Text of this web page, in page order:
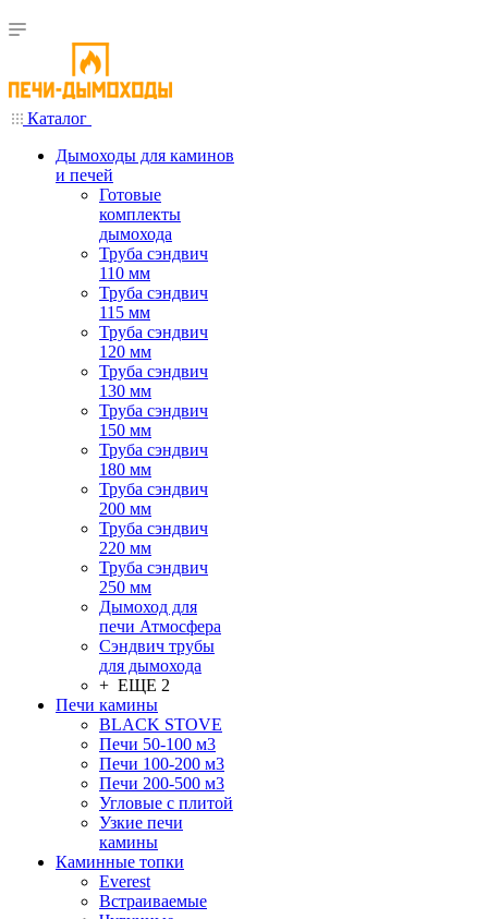
Каталог
Дымоходы для каминов
и печей
Готовые
комплекты
дымохода
Труба сэндвич
110 мм
Труба сэндвич
115 мм
Труба сэндвич
120 мм
Труба сэндвич
130 мм
Труба сэндвич
150 мм
Труба сэндвич
180 мм
Труба сэндвич
200 мм
Труба сэндвич
220 мм
Труба сэндвич
250 мм
Дымоход для
печи Атмосфера
Сэндвич трубы
для дымохода
+ ЕЩЕ 2
Печи камины
BLACK STOVE
Печи 50-100 м3
Печи 100-200 м3
Печи 200-500 м3
Угловые с плитой
Узкие печи
камины
Каминные топки
Everest
Встраиваемые